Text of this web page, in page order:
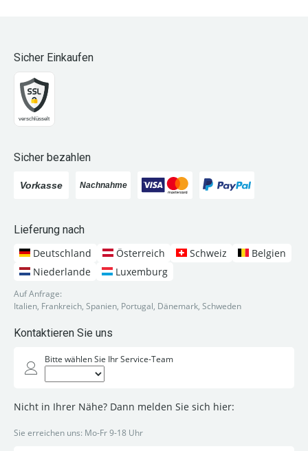
Sicher Einkaufen
Sicher bezahlen
Lieferung nach
Deutschland
Österreich Schweiz
Belgien
Niederlande
Luxemburg
Auf Anfrage:
Italien, Frankreich, Spanien, Portugal, Dänemark, Schweden
Kontaktieren Sie uns
Bitte wählen Sie Ihr Service-Team
Nicht in Ihrer Nähe? Dann melden Sie sich hier:
Sie erreichen uns: Mo-Fr 9-18 Uhr